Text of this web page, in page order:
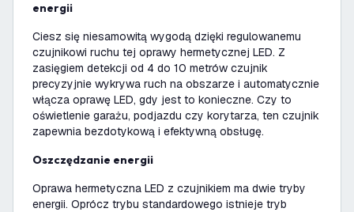
energii
Ciesz się niesamowitą wygodą dzięki regulowanemu
czujnikowi ruchu tej oprawy hermetycznej LED. Z
zasięgiem detekcji od 4 do 10 metrów czujnik
precyzyjnie wykrywa ruch na obszarze i automatycznie
włącza oprawę LED, gdy jest to konieczne. Czy to
oświetlenie garażu, podjazdu czy korytarza, ten czujnik
zapewnia bezdotykową i efektywną obsługę.
Oszczędzanie energii
Oprawa hermetyczna LED z czujnikiem ma dwie tryby
energii. Oprócz trybu standardowego istnieje tryb